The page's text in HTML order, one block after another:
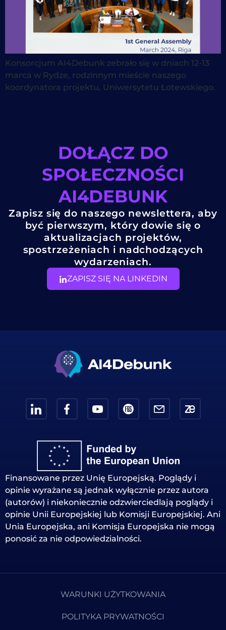
Konsorcjum AI4Debunk zebrało się w dniach 12-13
marca w Rydze, rodzinnym mieście naszego
koordynatora projektu, Uniwersytetu Łotewskiego.
DOŁĄCZ DO
SPOŁECZNOŚCI
AI4DEBUNK
Zapisz się do naszego newslettera, aby
być pierwszym, który dowie się o
aktualizacjach projektów,
spostrzeżeniach i nadchodzących
wydarzeniach.
ZAPISZ SIĘ NA LINKEDIN
Finansowane przez Unię Europejską. Poglądy i
opinie wyrażane są jednak wyłącznie przez autora
(autorów) i niekoniecznie odzwierciedlają poglądy i
opinie Unii Europejskiej lub Komisji Europejskiej. Ani
Unia Europejska, ani Komisja Europejska nie mogą
ponosić za nie odpowiedzialności.
WARUNKI UŻYTKOWANIA
POLITYKA PRYWATNOŚCI